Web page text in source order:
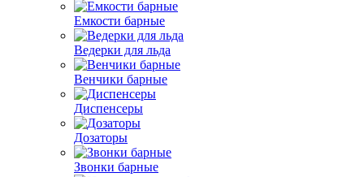
Емкости барные
Ведерки для льда
Венчики барные
Диспенсеры
Дозаторы
Звонки барные